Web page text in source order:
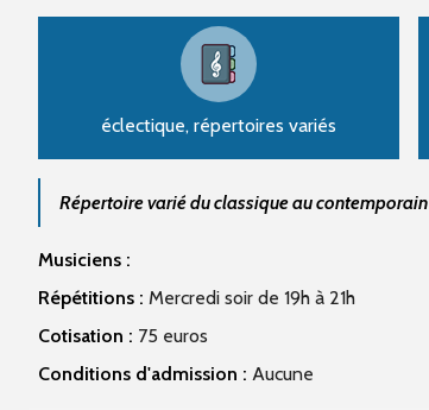
éclectique, répertoires variés
Répertoire varié du classique au contemporain
Musiciens :
Répétitions : Mercredi soir de 19h à 21h
Cotisation : 75 euros
Conditions d'admission : Aucune